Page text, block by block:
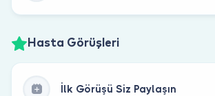
Hasta Görüşleri
İlk Görüşü Siz Paylaşın